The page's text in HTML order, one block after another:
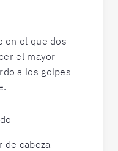
en el que dos
el mayor
a los golpes
de cabeza